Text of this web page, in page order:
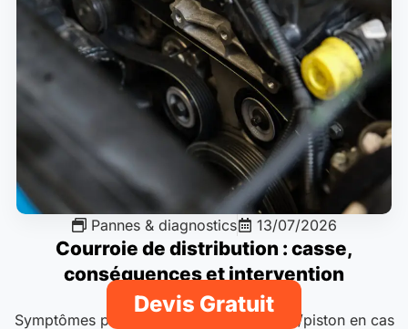
Pannes & diagnostics 13/07/2026
Courroie de distribution : casse,
conséquences et intervention
Symptômes pré-rupture, dégâts soupape/piston en cas
Devis Gratuit